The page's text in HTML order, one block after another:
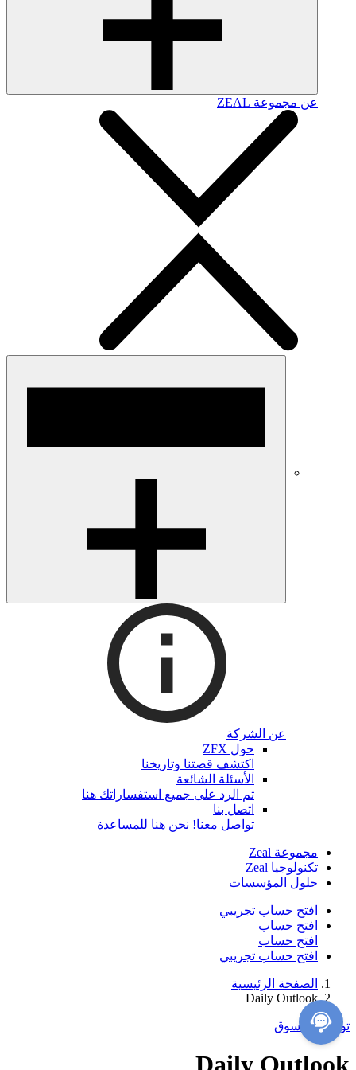
عن مجموعة ZEAL
عن الشركة
حول ZFX
اكتشف قصتنا وتاريخنا
الأسئلة الشائعة
تم الرد على جميع استفساراتك هنا
اتصل بنا
تواصل معنا! نحن هنا للمساعدة
مجموعة Zeal
تكنولوجيا Zeal
حلول المؤسسات
افتح حساب تجريبي
افتح حساب
افتح حساب
افتح حساب تجريبي
الصفحة الرئيسية
Daily Outlook
توقعات السوق